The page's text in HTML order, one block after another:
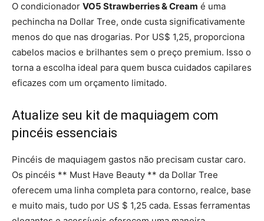
O condicionador VO5 Strawberries & Cream é uma
pechincha na Dollar Tree, onde custa significativamente
menos do que nas drogarias. Por US$ 1,25, proporciona
cabelos macios e brilhantes sem o preço premium. Isso o
torna a escolha ideal para quem busca cuidados capilares
eficazes com um orçamento limitado.
Atualize seu kit de maquiagem com
pincéis essenciais
Pincéis de maquiagem gastos não precisam custar caro.
Os pincéis ** Must Have Beauty ** da Dollar Tree
oferecem uma linha completa para contorno, realce, base
e muito mais, tudo por US $ 1,25 cada. Essas ferramentas